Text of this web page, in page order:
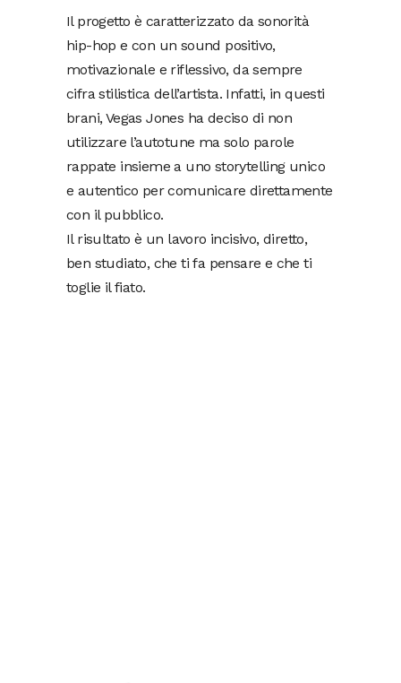
Il progetto è caratterizzato da sonorità
hip-hop e con un sound positivo,
motivazionale e riflessivo, da sempre
cifra stilistica dell’artista. Infatti, in questi
brani, Vegas Jones ha deciso di non
utilizzare l’autotune ma solo parole
rappate insieme a uno storytelling unico
e autentico per comunicare direttamente
con il pubblico.
Il risultato è un lavoro incisivo, diretto,
ben studiato, che ti fa pensare e che ti
toglie il fiato.